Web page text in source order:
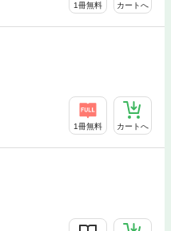
1冊無料 カートへ
1冊無料 カートへ